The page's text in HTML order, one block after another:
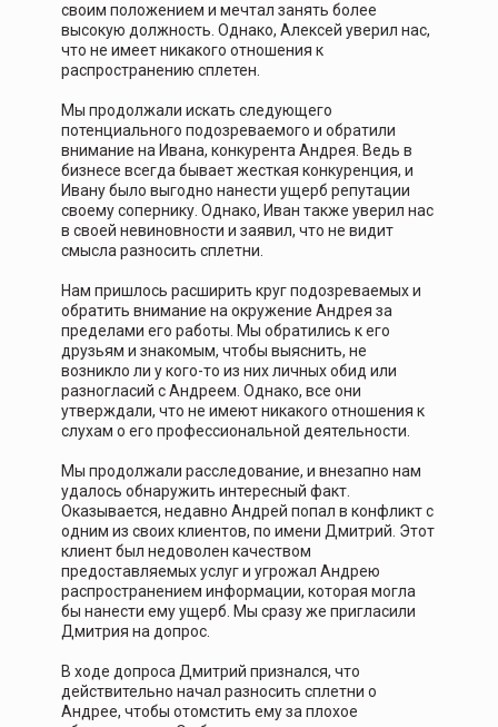
своим положением и мечтал занять более
высокую должность. Однако, Алексей уверил нас,
что не имеет никакого отношения к
распространению сплетен.
Мы продолжали искать следующего
потенциального подозреваемого и обратили
внимание на Ивана, конкурента Андрея. Ведь в
бизнесе всегда бывает жесткая конкуренция, и
Ивану было выгодно нанести ущерб репутации
своему сопернику. Однако, Иван также уверил нас
в своей невиновности и заявил, что не видит
смысла разносить сплетни.
Нам пришлось расширить круг подозреваемых и
обратить внимание на окружение Андрея за
пределами его работы. Мы обратились к его
друзьям и знакомым, чтобы выяснить, не
возникло ли у кого-то из них личных обид или
разногласий с Андреем. Однако, все они
утверждали, что не имеют никакого отношения к
слухам о его профессиональной деятельности.
Мы продолжали расследование, и внезапно нам
удалось обнаружить интересный факт.
Оказывается, недавно Андрей попал в конфликт с
одним из своих клиентов, по имени Дмитрий. Этот
клиент был недоволен качеством
предоставляемых услуг и угрожал Андрею
распространением информации, которая могла
бы нанести ему ущерб. Мы сразу же пригласили
Дмитрия на допрос.
В ходе допроса Дмитрий признался, что
действительно начал разносить сплетни о
Андрее, чтобы отомстить ему за плохое